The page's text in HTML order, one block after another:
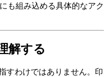
も組み込める具体的なアク
解する
すわけではありません。印